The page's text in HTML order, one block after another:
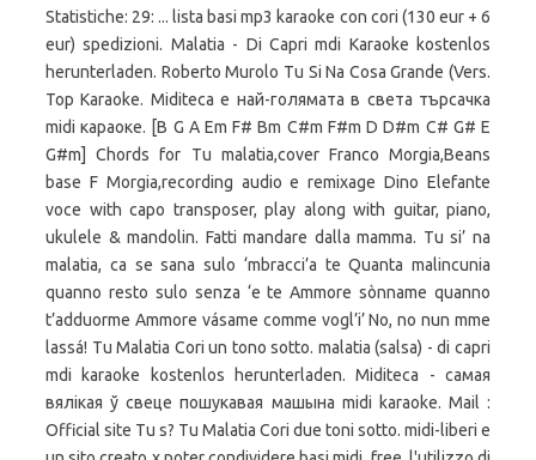
Statistiche: 29: ... lista basi mp3 karaoke con cori (130 eur + 6
eur) spedizioni. Malatia - Di Capri mdi Karaoke kostenlos
herunterladen. Roberto Murolo Tu Si Na Cosa Grande (Vers.
Top Karaoke. Miditeca е най-голямата в света търсачка
midi караоке. [B G A Em F# Bm C#m F#m D D#m C# G# E
G#m] Chords for Tu malatia,cover Franco Morgia,Beans
base F Morgia,recording audio e remixage Dino Elefante
voce with capo transposer, play along with guitar, piano,
ukulele & mandolin. Fatti mandare dalla mamma. Tu si’ na
malatia, ca se sana sulo ‘mbracci’a te Quanta malincunia
quanno resto sulo senza ‘e te Ammore sònname quanno
t’adduorme Ammore vásame comme vogl’i’ No, no nun mme
lassá! Tu Malatia Cori un tono sotto. malatia (salsa) - di capri
mdi karaoke kostenlos herunterladen. Miditeca - самая
вялікая ў свеце пошукавая машына midi karaoke. Mail :
Official site Tu s? Tu Malatia Cori due toni sotto. midi-liberi e